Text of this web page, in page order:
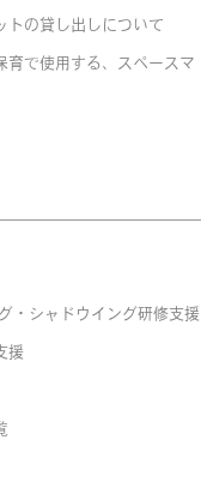
トの貸し出しについて
育で使用する、スペースマ
・シャドウイング研修支援
援